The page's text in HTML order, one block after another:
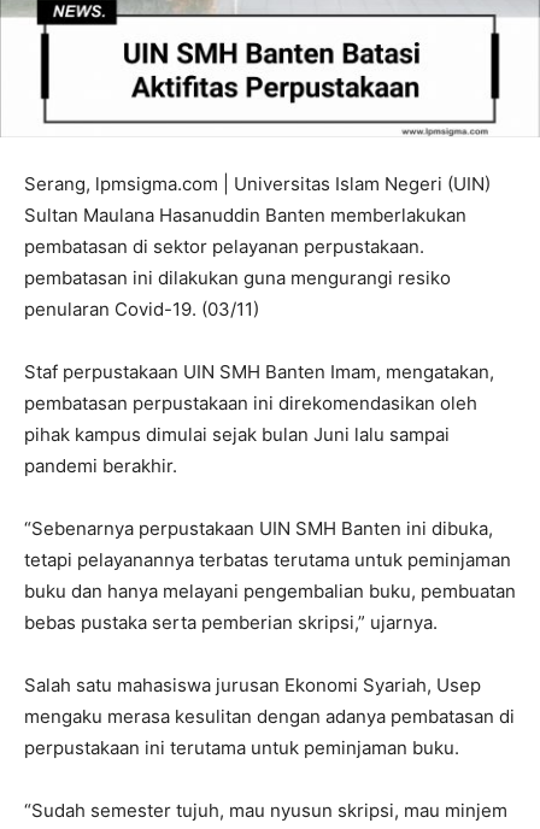
Serang, lpmsigma.com | Universitas Islam Negeri (UIN)
Sultan Maulana Hasanuddin Banten memberlakukan
pembatasan di sektor pelayanan perpustakaan.
pembatasan ini dilakukan guna mengurangi resiko
penularan Covid-19. (03/11)
Staf perpustakaan UIN SMH Banten Imam, mengatakan,
pembatasan perpustakaan ini direkomendasikan oleh
pihak kampus dimulai sejak bulan Juni lalu sampai
pandemi berakhir.
“Sebenarnya perpustakaan UIN SMH Banten ini dibuka,
tetapi pelayanannya terbatas terutama untuk peminjaman
buku dan hanya melayani pengembalian buku, pembuatan
bebas pustaka serta pemberian skripsi,” ujarnya.
Salah satu mahasiswa jurusan Ekonomi Syariah, Usep
mengaku merasa kesulitan dengan adanya pembatasan di
perpustakaan ini terutama untuk peminjaman buku.
“Sudah semester tujuh, mau nyusun skripsi, mau minjem